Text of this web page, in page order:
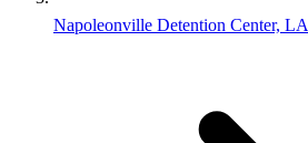
Napoleonville Detention Center, LA